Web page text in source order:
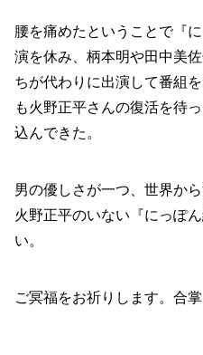
腰を痛めたということで『
演を休み、柄本明や田中美
ちが代わりに出演して番組
も火野正平さんの復活を待
込んできた。
男の優しさが一つ、世界から
火野正平のいない『にっぽ
い。
ご冥福をお祈りします。合掌